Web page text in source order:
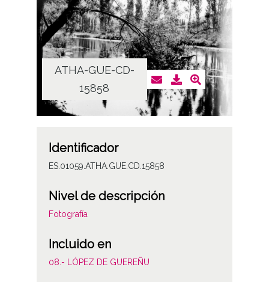
ATHA-GUE-CD-
15858
Identificador
ES.01059.ATHA.GUE.CD.15858
Nivel de descripción
Fotografía
Incluido en
08.- LÓPEZ DE GUEREÑU